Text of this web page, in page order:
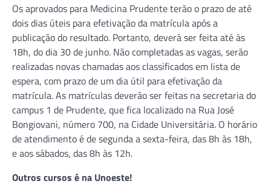
Os aprovados para Medicina Prudente terão o prazo de até
dois dias úteis para efetivação da matrícula após a
publicação do resultado. Portanto, deverá ser feita até às
18h, do dia 30 de junho. Não completadas as vagas, serão
realizadas novas chamadas aos classificados em lista de
espera, com prazo de um dia útil para efetivação da
matrícula. As matrículas deverão ser feitas na secretaria do
campus 1 de Prudente, que fica localizado na Rua José
Bongiovani, número 700, na Cidade Universitária. O horário
de atendimento é de segunda a sexta-feira, das 8h às 18h,
e aos sábados, das 8h às 12h.
Outros cursos é na Unoeste!